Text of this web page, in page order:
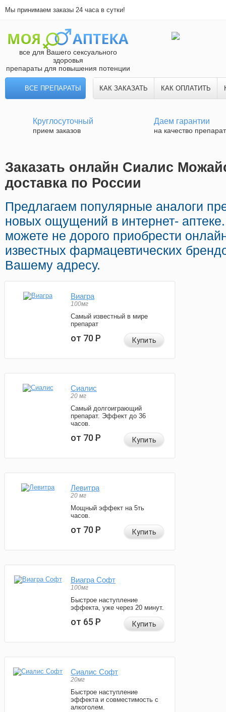
Мы принимаем заказы 24 часа в сутки!
все для Вашего сексуального
здоровья
препараты для повышения потенции
ВСЕ ПРЕПАРАТЫ КАК ЗАКАЗАТЬ КАК ОПЛАТИТЬ
Круглосуточный
прием заказов
Даем гарантии
на качество
Заказать онлайн Сиалис
доставка по России
Предлагаем популярные аналоги
новых ощущений в интернет-
можете не дорого приобрести
известных фармацевтических
Вашему адресу.
Виагра
100мг
Самый известный в мире
препарат
от 70Р Купить
Сиалис
20 мг
Самый долгоиграющий
препарат. Эффект до 36
часов.
от 70Р Купить
Левитра
20 мг
Мощный эффект на 5ть
часов.
от 70Р Купить
Виагра Софт
100мг
Быстрое наступление
эффекта, уже через 20 минут.
от 65Р Купить
Сиалис Софт
20мг
Быстрое наступление
эффекта и совместимость с
алкоголем.